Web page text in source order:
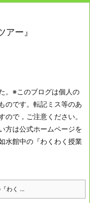
ー』
。 ※このブログは個人の
のです。転記ミス等のあ
ので，ご注意ください。
方は公式ホームページを
水館中の『わくわく授業
わく ...